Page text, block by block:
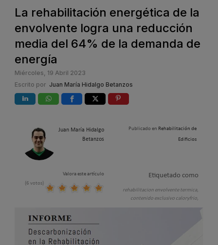
La rehabilitación energética de la
envolvente logra una reducción
media del 64% de la demanda de
energía
Miércoles, 19 Abril 2023
Escrito por Juan María Hidalgo Betanzos
Juan María Hidalgo
Betanzos
Publicado en Rehabilitación de
Edificios
Valora este artículo
(6 votos)
Etiquetado como
rehabilitacion envolvente termica,
contenido exclusivo caloryfrio,